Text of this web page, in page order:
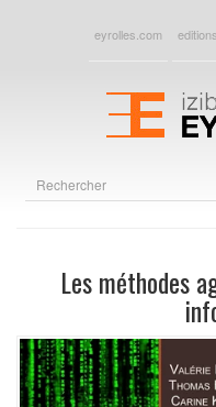
eyrolles.com
Les méthodes